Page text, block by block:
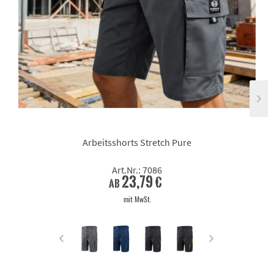
Arbeitsshorts Stretch Pure
Art.Nr.: 7086
ab 23,79 €
mit MwSt.